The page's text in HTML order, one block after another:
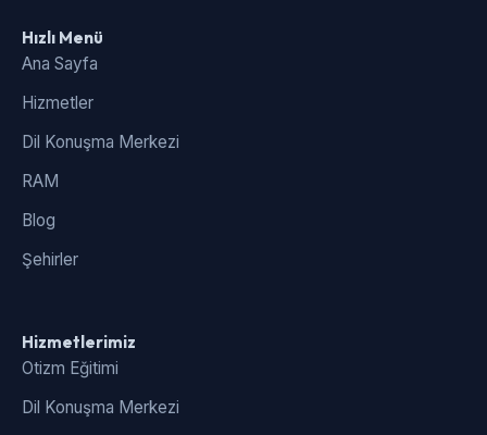
Hızlı Menü
Ana Sayfa
Hizmetler
Dil Konuşma Merkezi
RAM
Blog
Şehirler
Hizmetlerimiz
Otizm Eğitimi
Dil Konuşma Merkezi